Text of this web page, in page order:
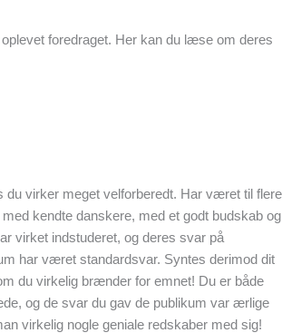
foredraget. Her kan du læse om deres
du virker meget velforberedt. Har været til flere
kendte danskere, med et godt budskab og
virket indstuderet, og deres svar på
har været standardsvar. Syntes derimod dit
du virkelig brænder for emnet! Du er både
og de svar du gav de publikum var ærlige
virkelig nogle geniale redskaber med sig!